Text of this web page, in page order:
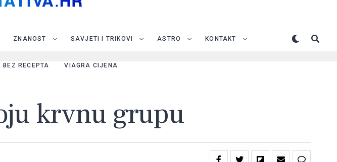
ZNANOST SAVJETI I TRIKOVI ASTRO KONTAKT
RECEPTA VIAGRA CIJENA
krvnu grupu